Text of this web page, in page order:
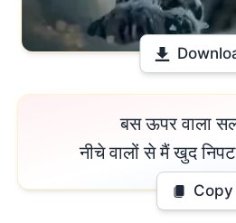
बस ऊपर वाला सलामत रखे
नीचे वालों से मैं खुद
Copy